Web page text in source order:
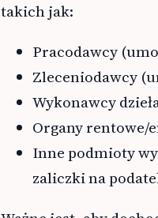
takich jak:
Pracodawcy
Zleceniodawcy
Wykonawcy
Organy rentowe/
Inne podmioty
zaliczki na